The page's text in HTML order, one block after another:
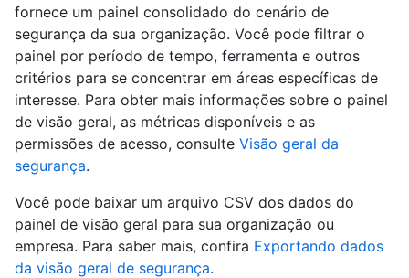
fornece um painel consolidado do cenário de
segurança da sua organização. Você pode filtrar o
painel por período de tempo, ferramenta e outros
critérios para se concentrar em áreas específicas de
interesse. Para obter mais informações sobre o painel
de visão geral, as métricas disponíveis e as
permissões de acesso, consulte Visão geral da
segurança.
Você pode baixar um arquivo CSV dos dados do
painel de visão geral para sua organização ou
empresa. Para saber mais, confira Exportando dados
da visão geral de segurança.